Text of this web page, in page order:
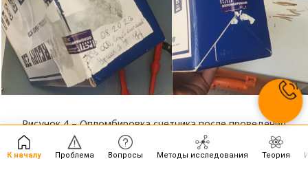
К началу Проблема Вопросы Методы исследования Теория
Рисунок 4 – Опломбировка счетчика после проведения
процедуры поверки 27.09.2023 г.